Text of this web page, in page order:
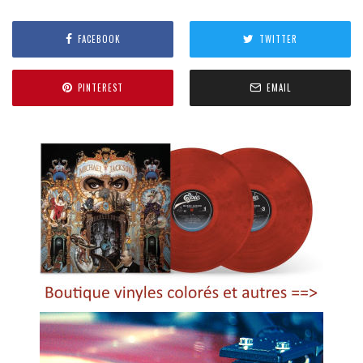
FACEBOOK TWITTER
PINTEREST EMAIL